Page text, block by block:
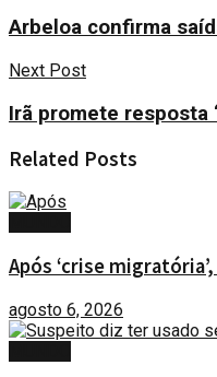
Arbeloa confirma
Next Post
Irã promete resposta
Related Posts
Após ‘crise
agosto 6, 2026